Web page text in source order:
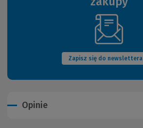
Zapisz się do newslettera
(Nowe
okno)
Opinie